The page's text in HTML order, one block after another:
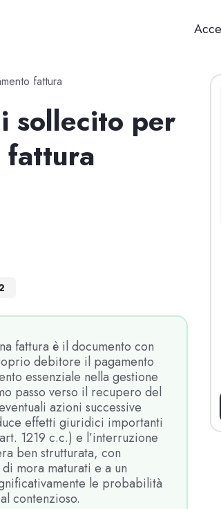
fattura
sollecito per
fattura
fattura è il documento con
debitore il pagamento
essenziale nella gestione
passo verso il recupero del
azioni successive
effetti giuridici importanti
1219 c.c.) e l’interruzione
ben strutturata, con
mora maturati e a un
le probabilità
contenzioso.